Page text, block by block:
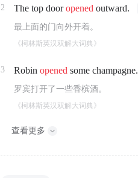
2 The top dooropened outward.
最上面的门向外开着。
《柯林斯英汉双解大词典》
3 Robinopened some champagne.
罗宾打开了一些香槟酒。
《柯林斯英汉双解大词典》
查看更多